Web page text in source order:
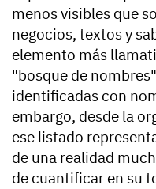
menos visibles que
negocios, textos y
elemento más
"bosque de
identificadas con
embargo, desde la
ese listado
de una realidad
de cuantificar en su